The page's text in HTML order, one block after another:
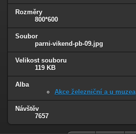
Rozměry
800*600
Soubor
parni-vikend-pb-09.jpg
Velikost souboru
119 KB
Alba
Akce železniční a u muzea
Návštěv
7657